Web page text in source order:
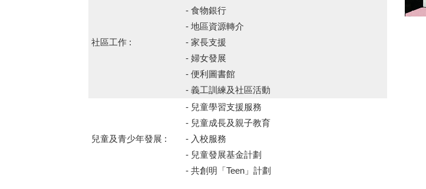
社區工作 :
- 食物銀行
- 地區資源轉介
- 家長支援
- 婦女發展
- 便利圖書館
- 義工訓練及社區活動
兒童及青少年發展 :
- 兒童學習支援服務
- 兒童成長及親子教育
- 入校服務
- 兒童發展基金計劃
- 共創明「Teen」計劃